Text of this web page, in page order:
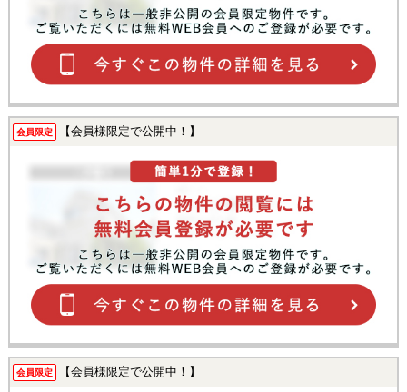
会員限定 【会員様限定で公開中！】
会員限定 【会員様限定で公開中！】